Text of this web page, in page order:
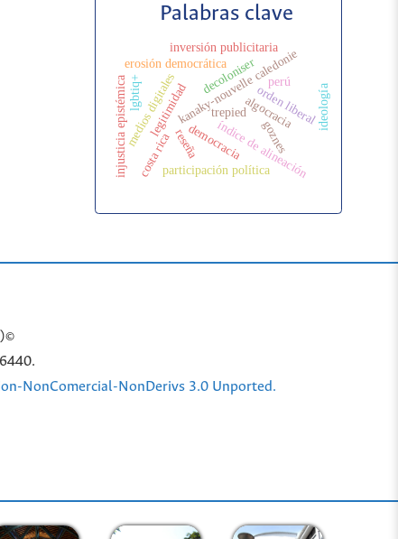
Palabras clave
reseña
trepied
decoloniser
kanaky-nouvelle caledonie
algocracia
legitimidad
democraciaíndice de alineación
erosión democrática
orden liberal
inversión publicitaria
medios digitales
costa ricaparticipación política
injusticia epistémicalgbtiq+ perú
goznes
ideología
NonComercial-NonDerivs 3.0 Unported.